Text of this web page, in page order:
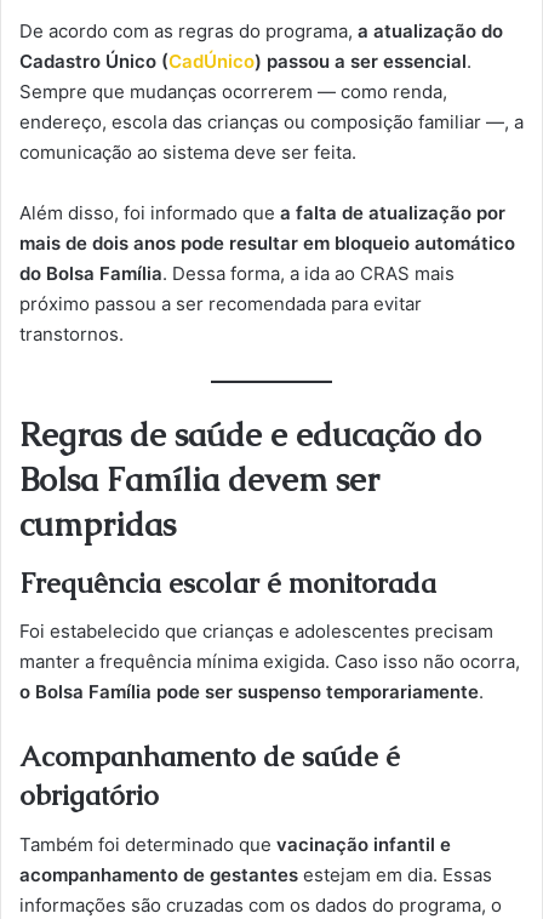
De acordo com as regras do programa, a atualização do
Cadastro Único (CadÚnico) passou a ser essencial.
Sempre que mudanças ocorrerem — como renda,
endereço, escola das crianças ou composição familiar —, a
comunicação ao sistema deve ser feita.
Além disso, foi informado que a falta de atualização por
mais de dois anos pode resultar em bloqueio automático
do Bolsa Família. Dessa forma, a ida ao CRAS mais
próximo passou a ser recomendada para evitar
transtornos.
Regras de saúde e educação do
Bolsa Família devem ser
cumpridas
Frequência escolar é monitorada
Foi estabelecido que crianças e adolescentes precisam
manter a frequência mínima exigida. Caso isso não ocorra,
o Bolsa Família pode ser suspenso temporariamente.
Acompanhamento de saúde é
obrigatório
Também foi determinado que vacinação infantil e
acompanhamento de gestantes estejam em dia. Essas
informações são cruzadas com os dados do programa, o